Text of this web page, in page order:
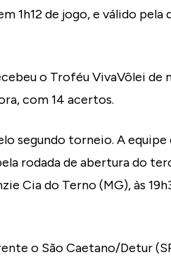
1h12 de jogo, e válido pela
o Troféu VivaVôlei de
com 14 acertos.
segundo torneio. A equipe
rodada de abertura do
Cia do Terno (MG), às
o São Caetano/Detur